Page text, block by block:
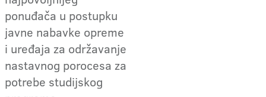
ponuđača u postupku
javne nabavke opreme
i uređaja za održavanje
nastavnog porocesa za
potrebe studijskog